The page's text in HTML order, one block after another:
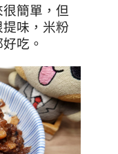
很簡單，但
味，米粉
吃。